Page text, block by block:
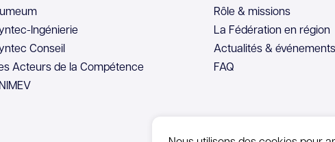
Ingénierie
Conseil
Acteurs de la Compétence
Rôle & missions
La Fédération en région
Actualités & événements
FAQ